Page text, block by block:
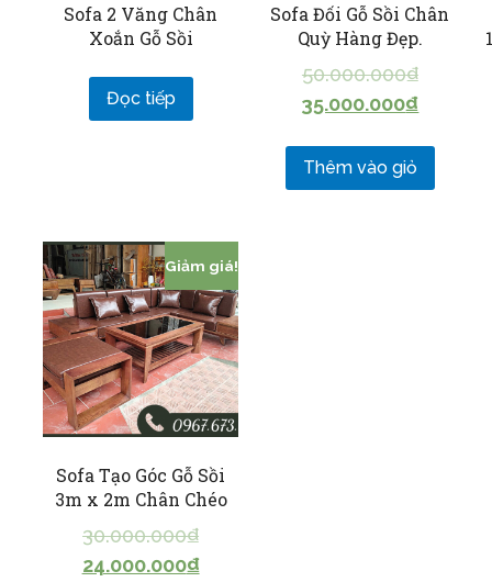
Sofa 2 Văng Chân
Xoắn Gỗ Sồi
Đọc tiếp
Sofa Đối Gỗ Sồi Chân
Quỳ Hàng Đẹp.
50.000.000₫
35.000.000₫
Thêm vào giỏ
Giảm giá!
Sofa Tạo Góc Gỗ Sồi
3m x 2m Chân Chéo
30.000.000₫
24.000.000₫